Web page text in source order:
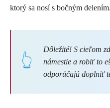
ktorý sa nosí s bočným delením.
Dôležité! S cieľom
námestie a robiť to
odporúčajú doplniť